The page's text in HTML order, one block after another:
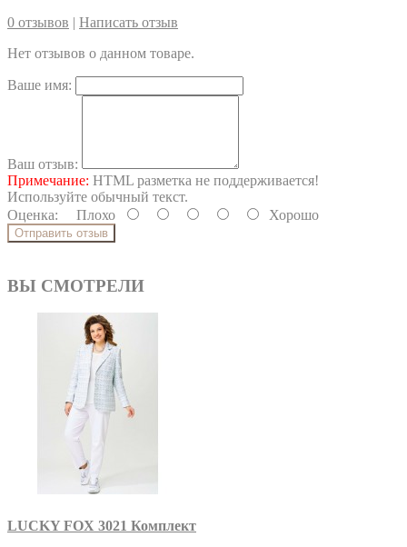
0 отзывов | Написать отзыв
Нет отзывов о данном товаре.
Ваше имя:
Ваш отзыв:
Примечание: HTML разметка не поддерживается!
Используйте обычный текст.
Оценка: Плохо Хорошо
Отправить отзыв
ВЫ СМОТРЕЛИ
LUCKY FOX 3021 Комплект